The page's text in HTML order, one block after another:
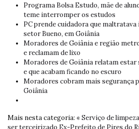
Programa Bolsa Estudo, mãe de
teme interromper os estudos
PC prende cuidadora que maltratava
setor Bueno, em Goiânia
Moradores de Goiânia e região
e reclamam de lixo
Moradores de Goiânia relatam estar
e que acabam ficando no escuro
Moradores cobram mais segurança
Goiânia
Mais nesta categoria: « Serviço de
ser terceirizado Ex-Prefeito de Pires do